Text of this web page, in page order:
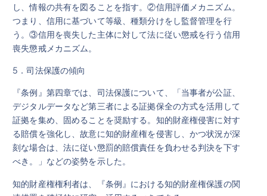
し、情報の共有を図ることを指す。②信用評価メカニズム。
つまり、信用に基づいて等級、種類分けをし監督管理を行
う。③信用を喪失した主体に対して法に従い懲戒を行う信用
喪失懲戒メカニズム。
5．司法保護の傾向
『条例』第四章では、司法保護について、「当事者が公証、
デジタルデータなど第三者による証拠保全の方式を活用して
証拠を集め、固めることを奨励する。知的財産権侵害に対す
る賠償を強化し、故意に知的財産権を侵害し、かつ状況が深
刻な場合は、法に従い懲罰的賠償責任を負わせる判決を下す
べき。」などの姿勢を示した。
知的財産権権利者は、『条例』における知的財産権保護の関